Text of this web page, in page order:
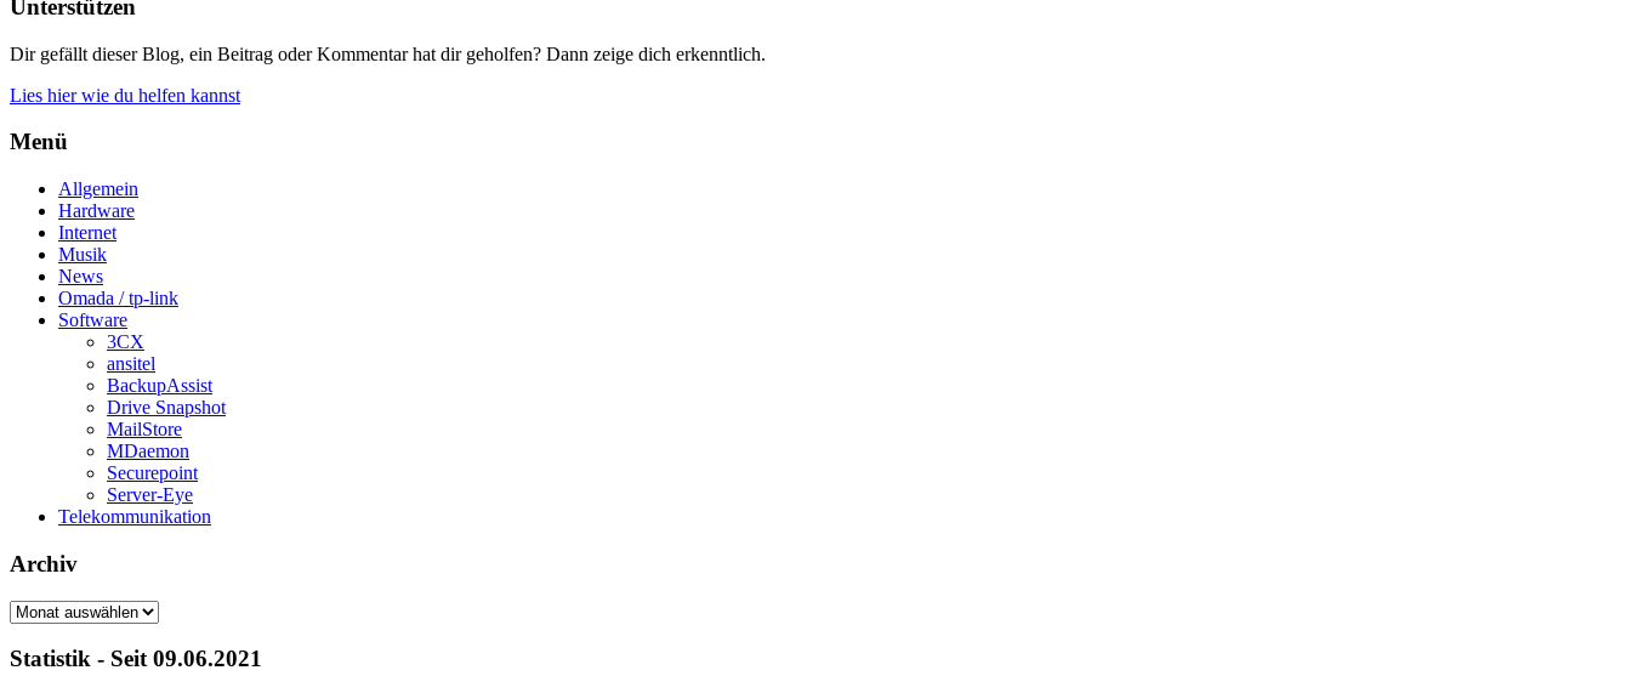
Unterstützen
Dir gefällt dieser Blog, ein Beitrag oder Kommentar hat dir geholfen? Dann zeige dich erkenntlich.
Lies hier wie du helfen kannst
Menü
Allgemein
Hardware
Internet
Musik
News
Omada / tp-link
Software
3CX
ansitel
BackupAssist
Drive Snapshot
MailStore
MDaemon
Securepoint
Server-Eye
Telekommunikation
Archiv
Archiv
Statistik - Seit 09.06.2021